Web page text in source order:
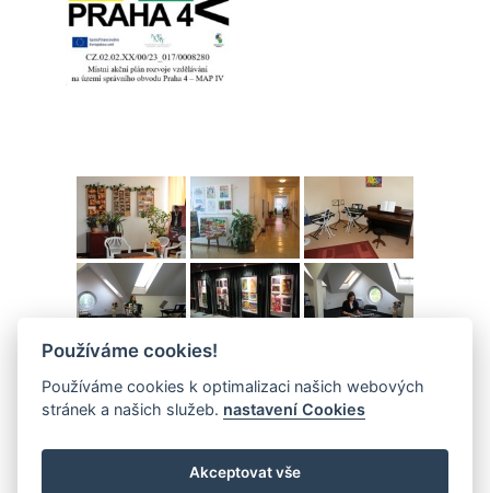
Používáme cookies!
Používáme cookies k optimalizaci našich webových
stránek a našich služeb. nastavení Cookies
Akceptovat vše